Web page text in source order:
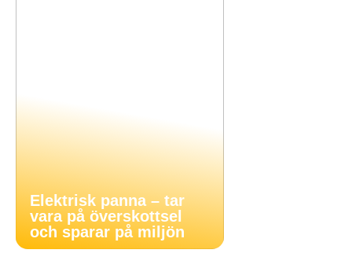
Elektrisk panna – tar
vara på överskottsel
och sparar på miljön